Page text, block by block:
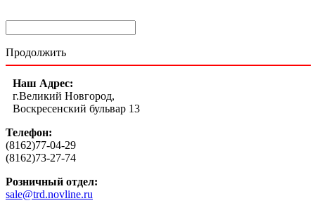
Продолжить
Наш Адрес:
г.Великий Новгород,
Воскресенский бульвар 13
Телефон:
(8162)77-04-29
(8162)73-27-74
Розничный отдел:
sale@trd.novline.ru